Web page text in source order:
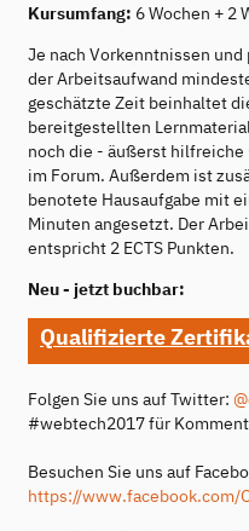
Kursumfang: 6 Wochen + 2
Je nach Vorkenntnissen
der Arbeitsaufwand
geschätzte Zeit beinhaltet
bereitgestellten
noch die - äußerst hilfreiche
im Forum. Außerdem ist
benotete Hausaufgabe mit
Minuten angesetzt. Der
entspricht 2 ECTS Punkten.
Neu - jetzt buchbar:
Qualifizierte
Folgen Sie uns auf Twitter:
#webtech2017 für
Besuchen Sie uns auf
https://www.facebook.com/